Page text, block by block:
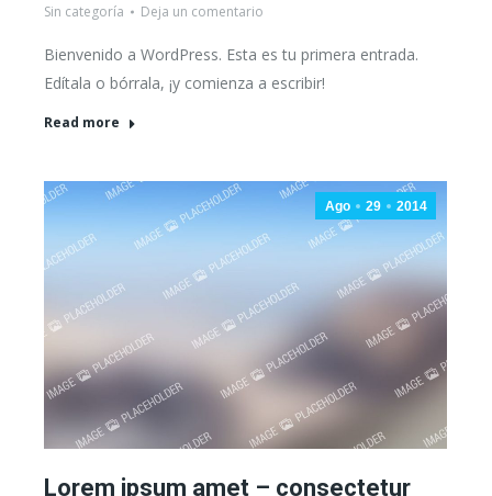
Sin categoría Deja un comentario
Bienvenido a WordPress. Esta es tu primera entrada.
Edítala o bórrala, ¡y comienza a escribir!
Read more
Ago 29 2014
Lorem ipsum amet – consectetur